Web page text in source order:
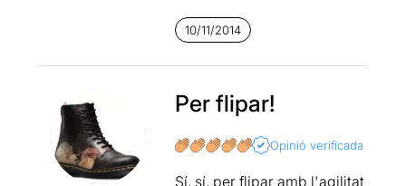
que transiten per les
diferents escenes
esbiaixades, caòtiques,
divertides composen aquest
mosaic oriental que és
drac d’or . Un mosaic al qual
no és tan important el
contingut dramàtic com
10/11/2014
Per flipar!
Opinió verificada
Sí, sí, per flipar amb l'agilitat